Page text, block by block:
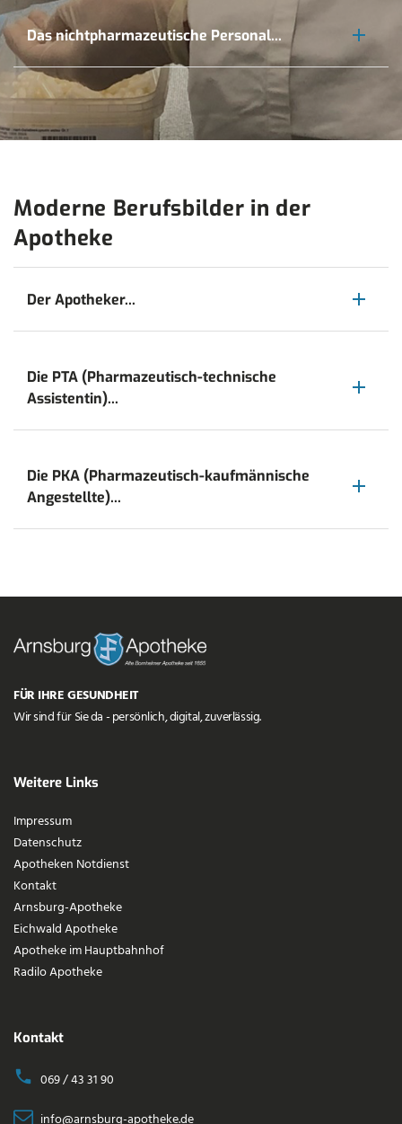
Das nichtpharmazeutische Personal...
Moderne Berufsbilder in der
Apotheke
Der Apotheker...
Die PTA (Pharmazeutisch-technische
Assistentin)...
Die PKA (Pharmazeutisch-kaufmännische
Angestellte)...
FÜR IHRE GESUNDHEIT
Wir sind für Sie da - persönlich, digital, zuverlässig.
Weitere Links
Impressum
Datenschutz
Apotheken Notdienst
Kontakt
Arnsburg-Apotheke
Eichwald Apotheke
Apotheke im Hauptbahnhof
Radilo Apotheke
Kontakt
069 / 43 31 90
info@arnsburg-apotheke.de